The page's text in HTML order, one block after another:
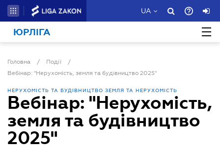
UA
ЮРЛІГА
Головна / Події
/
Вебінар: "Нерухомість, земля та будівництво 2025"
НЕРУХОМІСТЬ ТА БУДІВНИЦТВО ЗЕМЛЯ ТА НЕРУХОМІСТЬ
Вебінар: "Нерухомість,
земля та будівництво
2025"